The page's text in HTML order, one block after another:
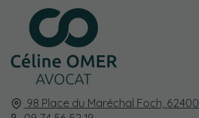
98 Place du Maréchal Foch, 62400